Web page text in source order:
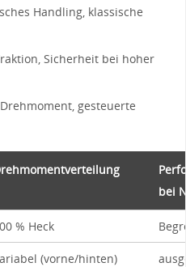
Handling, klassische
Sicherheit bei hoher
gesteuerte⁣
bei
% Heck
(vorne/hinten)